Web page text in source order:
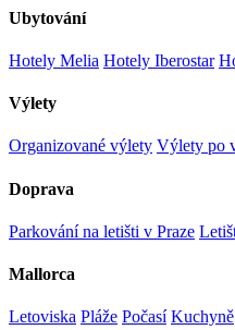
Ubytování
Hotely Melia Hotely Iberostar
Výlety
Organizované výlety Výlety po
Doprava
Parkování na letišti v Praze
Mallorca
Letoviska Pláže Počasí Kuchyně